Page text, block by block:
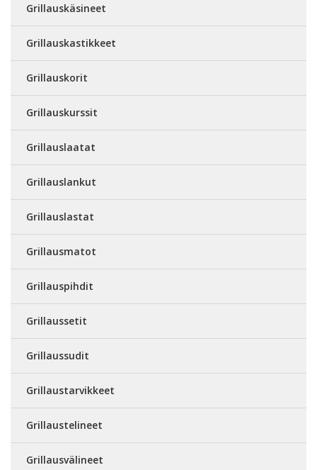
Grillauskäsineet
Grillauskastikkeet
Grillauskorit
Grillauskurssit
Grillauslaatat
Grillauslankut
Grillauslastat
Grillausmatot
Grillauspihdit
Grillaussetit
Grillaussudit
Grillaustarvikkeet
Grillaustelineet
Grillausvälineet